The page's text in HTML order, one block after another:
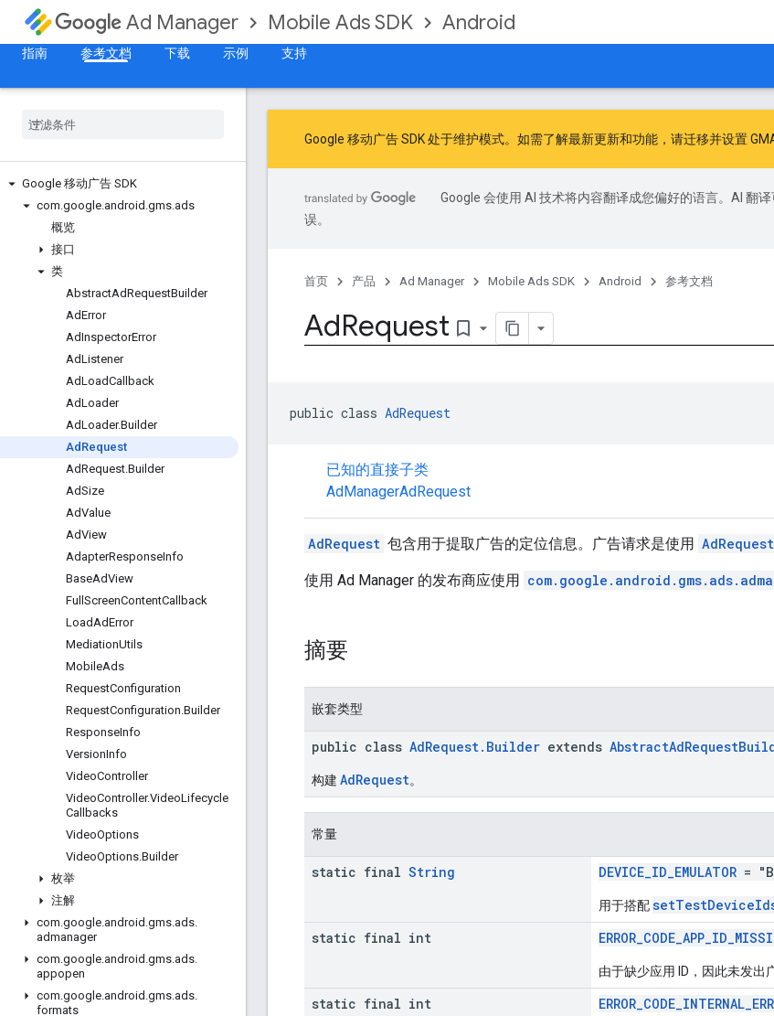
Ad Manager Mobile Ads SDK Android
指南
参考文档 下载 示例 支持
Google 移动广告 SDK
com.google.android .gms.ads
概览
接口
类
AbstractAdRequestBuilder
AdError
AdInspectorError
AdListener
AdLoadCallback
AdLoader
AdLoader.Builder
Ad Request
AdRequest.Builder
AdSize
AdValue
AdView
AdapterResponseInfo
BaseAdView
Full ScreenContentCallback
LoadAdError
MediationUtils
MobileAds
RequestConfiguration
RequestConfiguration.Builder
ResponseInfo
VersionInfo
VideoController
VideoController.VideoLifecycle
Callbacks
VideoOptions
VideoOptions.Builder
枚举
注解
com.google.android .gms.ads.
admanager
com.google.android .gms.ads.
appopen
com.google.android .gms.ads.
formats
Google 移动广告 SDK 处于维护模式。如需了解最新更新和功能，请迁移并设置
Google 会使用 AI 技术将内容翻译成您偏好的语言。AI 翻
误。
首页 产品 Ad Manager Mobile Ads SDK Android 参考文档
AdRequest bookmark_border
public class AdRequest
已知的直接子类
AdManagerAdRequest
AdRequest 包含用于提取广告的定位信息。广告请求是使用
使用 Ad Manager 的发布商应使用
摘要
嵌套类型
public class AdRequest.Builder extends
构建 AdRequest。
常量
static final String DEVICE_ID_EMULATOR =
用于搭配
static final int
由于缺少应用 ID，因此未发出
static final int